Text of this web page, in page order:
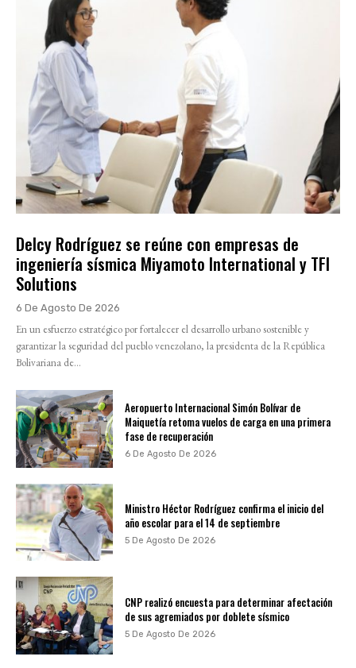
Delcy Rodríguez se reúne con empresas de
ingeniería sísmica Miyamoto International y TFI
Solutions
6 De Agosto De 2026
En un esfuerzo estratégico por fortalecer el desarrollo urbano sostenible y
garantizar la seguridad del pueblo venezolano, la presidenta de la República
Bolivariana de...
Aeropuerto Internacional Simón Bolívar de
Maiquetía retoma vuelos de carga en una primera
fase de recuperación
6 De Agosto De 2026
Ministro Héctor Rodríguez confirma el inicio del
año escolar para el 14 de septiembre
5 De Agosto De 2026
CNP realizó encuesta para determinar afectación
de sus agremiados por doblete sísmico
5 De Agosto De 2026